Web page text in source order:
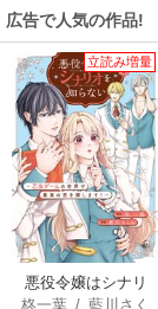
広告で人気の作品!
立読み増量
悪役令嬢はシナリ
柊一葉 /藍川さく